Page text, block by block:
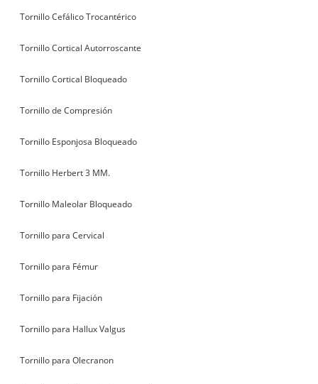
Tornillo Cefálico Trocantérico
Tornillo Cortical Autorroscante
Tornillo Cortical Bloqueado
Tornillo de Compresión
Tornillo Esponjosa Bloqueado
Tornillo Herbert 3 MM.
Tornillo Maleolar Bloqueado
Tornillo para Cervical
Tornillo para Fémur
Tornillo para Fijación
Tornillo para Hallux Valgus
Tornillo para Olecranon